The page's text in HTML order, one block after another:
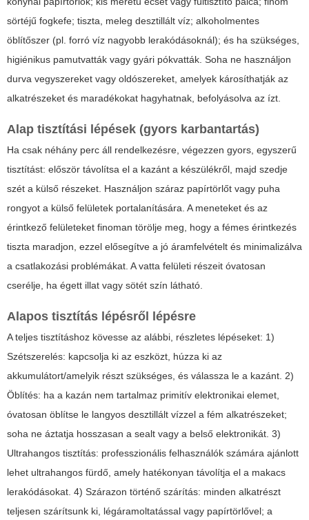
sörtéjű fogkefe; tiszta, meleg desztillált víz; alkoholmentes
öblítőszer (pl. forró víz nagyobb lerakódásoknál); és ha szükséges,
higiénikus pamutvatták vagy gyári pókvatták. Soha ne használjon
durva vegyszereket vagy oldószereket, amelyek károsíthatják az
alkatrészeket és maradékokat hagyhatnak, befolyásolva az ízt.
Alap tisztítási lépések (gyors karbantartás)
Ha csak néhány perc áll rendelkezésre, végezzen gyors, egyszerű
tisztítást: először távolítsa el a kazánt a készülékről, majd szedje
szét a külső részeket. Használjon száraz papírtörlőt vagy puha
rongyot a külső felületek portalanítására. A meneteket és az
érintkező felületeket finoman törölje meg, hogy a fémes érintkezés
tiszta maradjon, ezzel elősegítve a jó áramfelvételt és minimalizálva
a csatlakozási problémákat. A vatta felületi részeit óvatosan
cserélje, ha égett illat vagy sötét szín látható.
Alapos tisztítás lépésről lépésre
A teljes tisztításhoz kövesse az alábbi, részletes lépéseket: 1)
Szétszerelés: kapcsolja ki az eszközt, húzza ki az
akkumulátort/amelyik részt szükséges, és válassza le a kazánt. 2)
Öblítés: ha a kazán nem tartalmaz primitív elektronikai elemet,
óvatosan öblítse le langyos desztillált vízzel a fém alkatrészeket;
soha ne áztatja hosszasan a sealt vagy a belső elektronikát. 3)
Ultrahangos tisztítás: professzionális felhasználók számára ajánlott
lehet ultrahangos fürdő, amely hatékonyan távolítja el a makacs
lerakódásokat. 4) Szárazon történő szárítás: minden alkatrészt
teljesen szárítsunk ki, légáramoltatással vagy papírtörlővel; a